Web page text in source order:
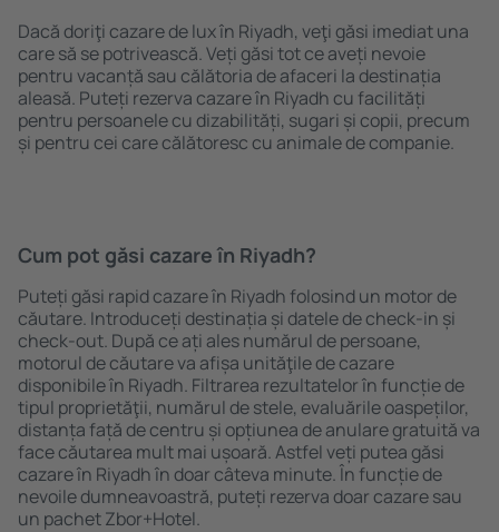
Dacă doriţi cazare de lux în Riyadh, veţi găsi imediat una
care să se potrivească. Veți găsi tot ce aveți nevoie
pentru vacanță sau călătoria de afaceri la destinația
aleasă. Puteți rezerva cazare în Riyadh cu facilități
pentru persoanele cu dizabilități, sugari și copii, precum
și pentru cei care călătoresc cu animale de companie.
Cum pot găsi cazare în Riyadh?
Puteți găsi rapid cazare în Riyadh folosind un motor de
căutare. Introduceți destinația și datele de check-in și
check-out. După ce ați ales numărul de persoane,
motorul de căutare va afișa unităţile de cazare
disponibile în Riyadh. Filtrarea rezultatelor în funcție de
tipul proprietăţii, numărul de stele, evaluările oaspeților,
distanța față de centru și opțiunea de anulare gratuită va
face căutarea mult mai ușoară. Astfel veți putea găsi
cazare în Riyadh în doar câteva minute. În funcție de
nevoile dumneavoastră, puteți rezerva doar cazare sau
un pachet Zbor+Hotel.